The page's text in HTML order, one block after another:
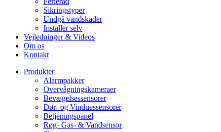
Sikringstyper
Undgå vandskader
Installer selv
Vejledninger & Videos
Om os
Kontakt
Produkter
Alarmpakker
Overvågningskameraer
Bevægelsessensorer
Dør- og Vinduessensorer
Betjeningspanel
Røg- Gas- & Vandsensor